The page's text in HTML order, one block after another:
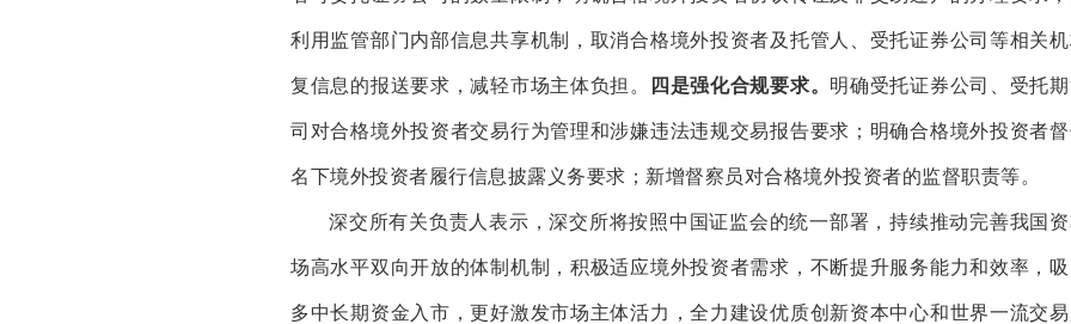
利用监管部门内部信息共享机制，取消合格境外投资者及托管人、受托证券公司等相关
复信息的报送要求，减轻市场主体负担。 四是强化合规要求。 明确受托证券公司、受托
司对合格境外投资者交易行为管理和涉嫌违法违规交易报告要求；明确合格境外投资者
名下境外投资者履行信息披露义务要求；新增督察员对合格境外投资者的监督职责等。
深交所有关负责人表示，深交所将按照中国证监会的统一部署，持续推动完善我国
场高水平双向开放的体制机制，积极适应境外投资者需求，不断提升服务能力和效率，
多中长期资金入市，更好激发市场主体活力，全力建设优质创新资本中心和世界一流交易